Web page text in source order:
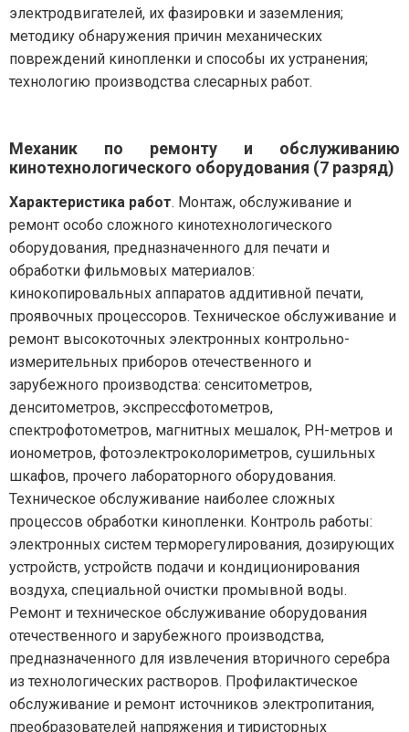
электродвигателей, их фазировки и заземления;
методику обнаружения причин механических
повреждений кинопленки и способы их устранения;
технологию производства слесарных работ.
Механик по ремонту и обслуживанию
кинотехнологического оборудования (7 разряд)
Характеристика работ. Монтаж, обслуживание и
ремонт особо сложного кинотехнологического
оборудования, предназначенного для печати и
обработки фильмовых материалов:
кинокопировальных аппаратов аддитивной печати,
проявочных процессоров. Техническое обслуживание и
ремонт высокоточных электронных контрольно-
измерительных приборов отечественного и
зарубежного производства: сенситометров,
денситометров, экспрессфотометров,
спектрофотометров, магнитных мешалок, РН-метров и
ионометров, фотоэлектроколориметров, сушильных
шкафов, прочего лабораторного оборудования.
Техническое обслуживание наиболее сложных
процессов обработки кинопленки. Контроль работы:
электронных систем терморегулирования, дозирующих
устройств, устройств подачи и кондиционирования
воздуха, специальной очистки промывной воды.
Ремонт и техническое обслуживание оборудования
отечественного и зарубежного производства,
предназначенного для извлечения вторичного серебра
из технологических растворов. Профилактическое
обслуживание и ремонт источников электропитания,
преобразователей напряжения и тиристорных